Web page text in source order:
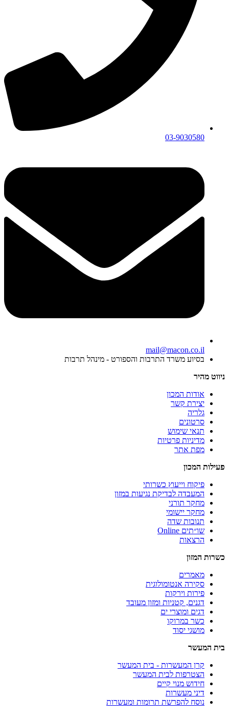
03-9030580
mail@macon.co.il
בסיוע משרד התרבות והספורט - מינהל תרבות
ניווט מהיר
אודות המכון
יצירת קשר
גלריה
סרטונים
תנאי שימוש
מדיניות פרטיות
מפת אתר
פעילות המכון
פיקוח וייעוץ כשרותי
המעבדה לבדיקת נגיעות במזון
מחקר תורני
מחקר יישומי
תנובות שדה
שו״תים Online
הרצאות
כשרות המזון
מאמרים
סקירה אנטומולוגית
פירות וירקות
דגנים, קטניות ומזון מעובד
דגים ומוצרי ים
כשר במרוקו
מושגי יסוד
בית המעשר
קרן המעשרות - בית המעשר
הצטרפות לבית המעשר
חידוש מנוי קיים
דיני מעשרות
נוסח להפרשת תרומות ומעשרות